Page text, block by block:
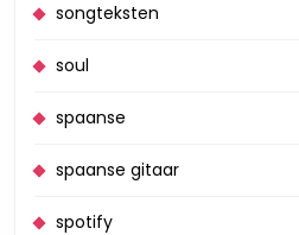
songteksten
soul
spaanse
spaanse gitaar
spotify